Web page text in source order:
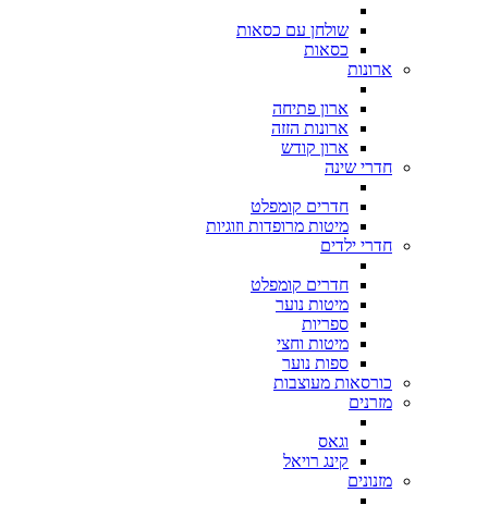
שולחן עם כסאות
כסאות
ארונות
ארון פתיחה
ארונות הזזה
ארון קודש
חדרי שינה
חדרים קומפלט
מיטות מרופדות וזוגיות
חדרי ילדים
חדרים קומפלט
מיטות נוער
ספריות
מיטות וחצי
ספות נוער
כורסאות מעוצבות
מזרנים
וגאס
קינג רויאל
מזנונים